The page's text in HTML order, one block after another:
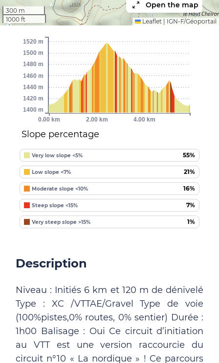
300 m
1000 ft
Open the map
Leaflet IGN-F/Géoportail
Slope percentage
Very low slope <5% 55%
Low slope <7% 21%
Moderate slope <10% 16%
Steep slope <15% 7%
Very steep slope >15% 1%
0.00 km 2.00 km 4.00 km
1400 m
1420 m
1440 m
1460 m
1480 m
1500 m
1520 m
Description
Niveau : Initiés 6 km et 120 m de dénivelé
Type : XC /VTTAE/Gravel Type de voie
(100%pistes,0% routes, 0% sentier) Durée :
1h00 Balisage : Oui Ce circuit d’initiation
au VTT est une version raccourcie du
circuit n°10 « La nordique » ! Ce parcours